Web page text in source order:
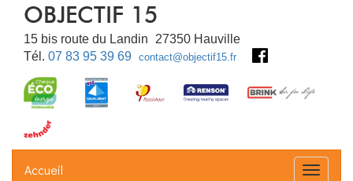
OBJECTIF 15
15 bis route du Landin 27350 Hauville
Tél. 07 83 95 39 69 contact@objectif15.fr
Déplier
Accueil